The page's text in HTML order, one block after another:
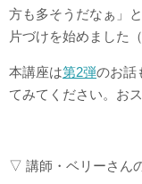
方も多そうだなぁ」
片づけを始めました
本講座は第2弾のお話
てみてください。おス
▽ 講師・ベリーさん